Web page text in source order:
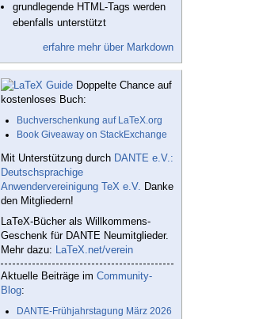
grundlegende HTML-Tags werden
ebenfalls unterstützt
erfahre mehr über Markdown
Doppelte Chance auf
kostenloses Buch:
Buchverschenkung auf LaTeX.org
Book Giveaway on StackExchange
Mit Unterstützung durch DANTE e.V.:
Deutschsprachige
Anwendervereinigung TeX e.V. Danke
den Mitgliedern!
LaTeX-Bücher als Willkommens-
Geschenk für DANTE Neumitglieder.
Mehr dazu: LaTeX.net/verein
Aktuelle Beiträge im Community-
Blog:
DANTE-Frühjahrstagung März 2026